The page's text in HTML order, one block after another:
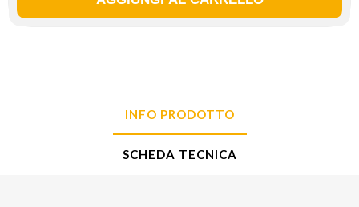
INFO PRODOTTO
SCHEDA TECNICA